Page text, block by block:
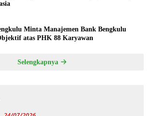
Minta Manajemen Bank Bengkulu
atas PHK 88 Karyawan
Selengkapnya